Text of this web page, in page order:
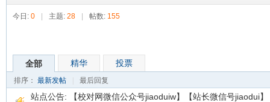
今日: 0 主题: 28 帖数: 155
全部 精华 投票
排序： 最新发帖 最后回复
站点公告:
【校对网微信公众号jiaoduiw】【站长微信号jiaodui